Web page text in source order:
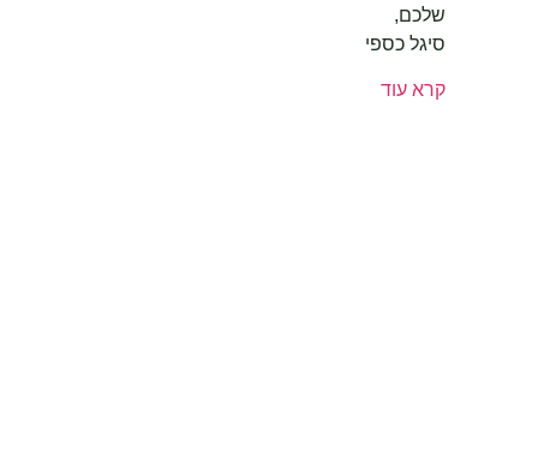
שלכם,
סיגל כספי
קרא עוד